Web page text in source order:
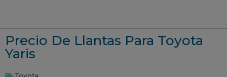
Precio De Llantas Para Toyota
Yaris